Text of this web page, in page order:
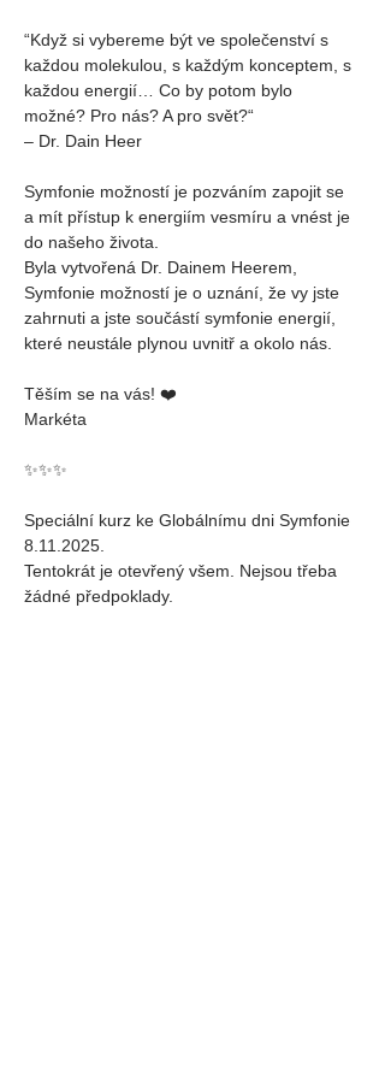
“Když si vybereme být ve společenství s
každou molekulou, s každým konceptem, s
každou energií… Co by potom bylo
možné? Pro nás? A pro svět?“
– Dr. Dain Heer
Symfonie možností je pozváním zapojit se
a mít přístup k energiím vesmíru a vnést je
do našeho života.
Byla vytvořená Dr. Dainem Heerem,
Symfonie možností je o uznání, že vy jste
zahrnuti a jste součástí symfonie energií,
které neustále plynou uvnitř a okolo nás.
Těším se na vás! ❤️
Markéta
✨✨✨
Speciální kurz ke Globálnímu dni Symfonie
8.11.2025.
Tentokrát je otevřený všem. Nejsou třeba
žádné předpoklady.